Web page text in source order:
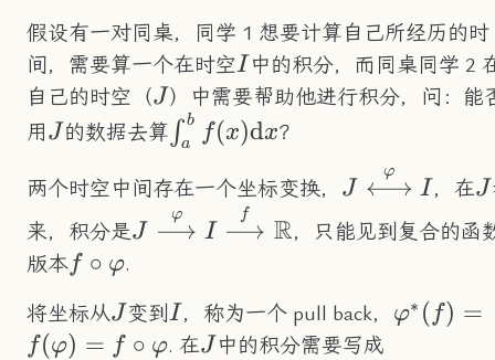
假设有一对同桌，同学 1 想要计算自己所经历的时
间，需要算一个在时空I
I中的积分，而同桌同学 2
自己的时空（J
J）中需要帮助他进行积分，问：能
用J
J的数据去算 \int_a^bf(x)\text{d}x
∫a
b
f(x)dx？
两个时空中间存在一个坐标变换， J ⟷
φ
I ，在 J
J
来，积分是 J\overset{\varphi}
{\longrightarrow}I\overset{f}
J ⟶
φ
I ⟶
f R，只能见到复合的函
版本f\circ\varphi
f ∘ φ.
将坐标从J
J 变到I
I ，称为一个 pull back， φ∗ ( f) =
f(φ) = f ∘ φ. 在J
J 中的积分需要写成